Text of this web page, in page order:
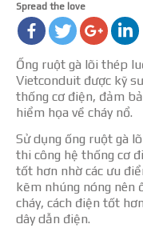
Spread the love
Ống ruột gà lõi thép
Vietconduit được kỹ
thống cơ điện, đảm
hiểm họa về cháy nổ.
Sử dụng ống ruột gà
thi công hệ thống cơ
tốt hơn nhờ các ưu
kẽm nhúng nóng nên
cháy, cách điện tốt
dây dẫn điện.